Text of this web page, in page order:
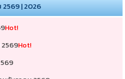
2569 | 2026
Hot!
Hot!